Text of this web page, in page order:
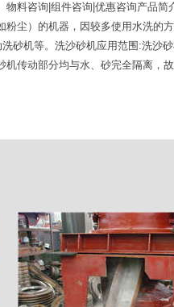
料咨询|组件咨询|优惠咨询产品
尘）的机器，因较多使用水洗
砂机等。洗沙砂机应用范围:洗沙
传动部分均与水、砂完全隔离，